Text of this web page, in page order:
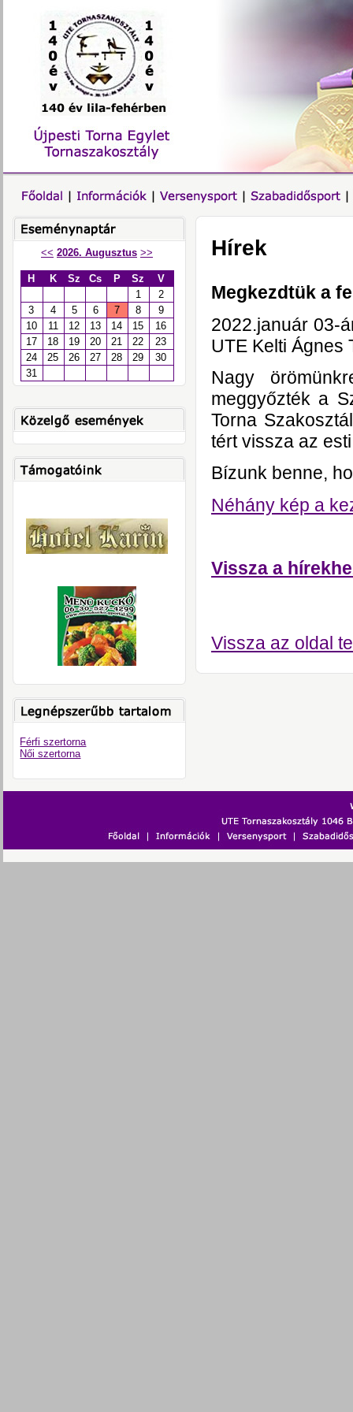
<< 2026. Augusztus >>
H K Sz Cs P Sz
V
1
2
3
4 5 6 7 8
9
10
11 12 13 14 15
16
17
18 19 20 21 22
23
24
25 26 27 28 29
30
31
Férfi szertorna
Női szertorna
Hírek
Megkezdtük a
2022.január 03-
UTE Kelti Ágnes
Nagy
meggyőzték a
Torna
tért vissza az
Bízunk benne,
Néhány kép a
Vissza a
Vissza az oldal